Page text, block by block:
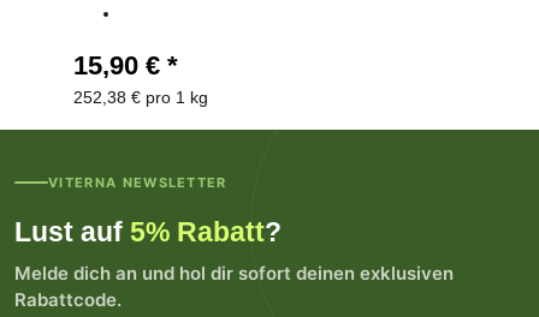
15,90 € *
252,38 € pro 1 kg
VITERNA NEWSLETTER
Lust auf 5% Rabatt?
Melde dich an und hol dir sofort deinen exklusiven
Rabattcode.